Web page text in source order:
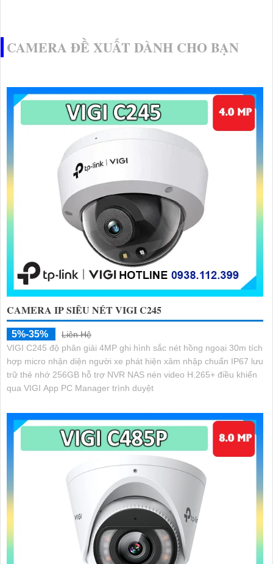
CAMERA ĐỀ XUẤT DÀNH CHO BẠN
CAMERA IP SIÊU NÉT VIGI C245
5%-35%
Liên Hệ
VIGI C245 độ phân giải 4MP ghi hình sắc nét hồng ngoại 30m tích
hợp micro nhận diện người xe phát hiện xâm nhập chuẩn IP67 lưu
trữ thẻ nhớ 256GB hỗ trợ NVR NAS nén video H.265+ điều khiển
qua VIGI App PC Manager trình duyệt